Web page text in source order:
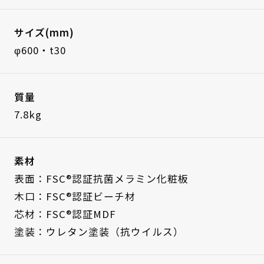
サイズ(mm)
φ600・t30
質量
7.8kg
素材
表面：FSC®認証抗菌メラミン化粧板
木口：FSC®認証ビーチ材
芯材：FSC®認証MDF
塗装：ウレタン塗装（抗ウイルス）